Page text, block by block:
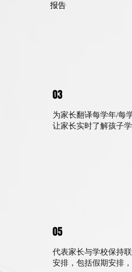
报告
03
为家长翻译每学年/每
让家长实时了解孩子
05
代表家长与学校保持
安排，包括假期安排